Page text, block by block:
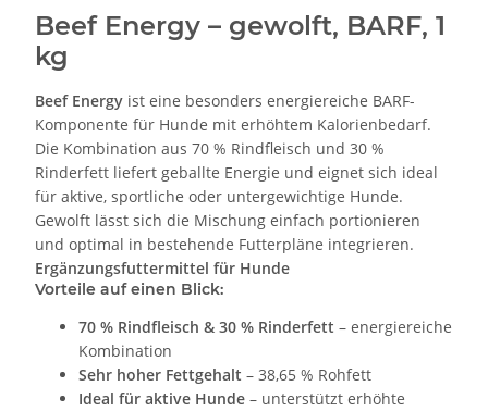
Beef Energy – gewolft, BARF, 1
kg
Beef Energy ist eine besonders energiereiche BARF-
Komponente für Hunde mit erhöhtem Kalorienbedarf.
Die Kombination aus 70 % Rindfleisch und 30 %
Rinderfett liefert geballte Energie und eignet sich ideal
für aktive, sportliche oder untergewichtige Hunde.
Gewolft lässt sich die Mischung einfach portionieren
und optimal in bestehende Futterpläne integrieren.
Ergänzungsfuttermittel für Hunde
Vorteile auf einen Blick:
70 % Rindfleisch & 30 % Rinderfett – energiereiche
Kombination
Sehr hoher Fettgehalt – 38,65 % Rohfett
Ideal für aktive Hunde – unterstützt erhöhte